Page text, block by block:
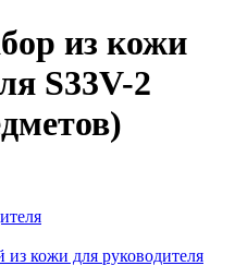
из кожи
S33V-2
кожи для руководителя